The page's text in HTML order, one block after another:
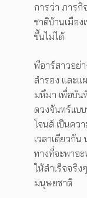
การว่า ภาร
ชาติบ้านเมือ
ขึ้นไม่ได้
พีอาร์สาวอย่
สำรอง และแ
มหึมา เพื่อบั
ดวงจันทร์แบ
โจนส์ เป็นคว
เวลาเดียวกัน
ทางที่จะพาอ
ให้สำเร็จจริ
มนุษยชาติ